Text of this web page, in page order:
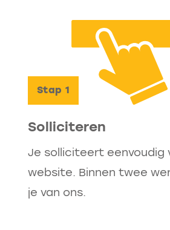
binnen Van Gelder.
doorgroeien tot
Uitvoerder en
Projectleider. In de
Uitvoerder bij een
of eerder richting
werkvoorbereiding.
mogelijk!
iets voor jou is? Laat het
vooral weten. We zijn
verhaal en denken graag
Stap 1
Solliciteren
Je solliciteert eenvoudig
website. Binnen twee
je van ons.